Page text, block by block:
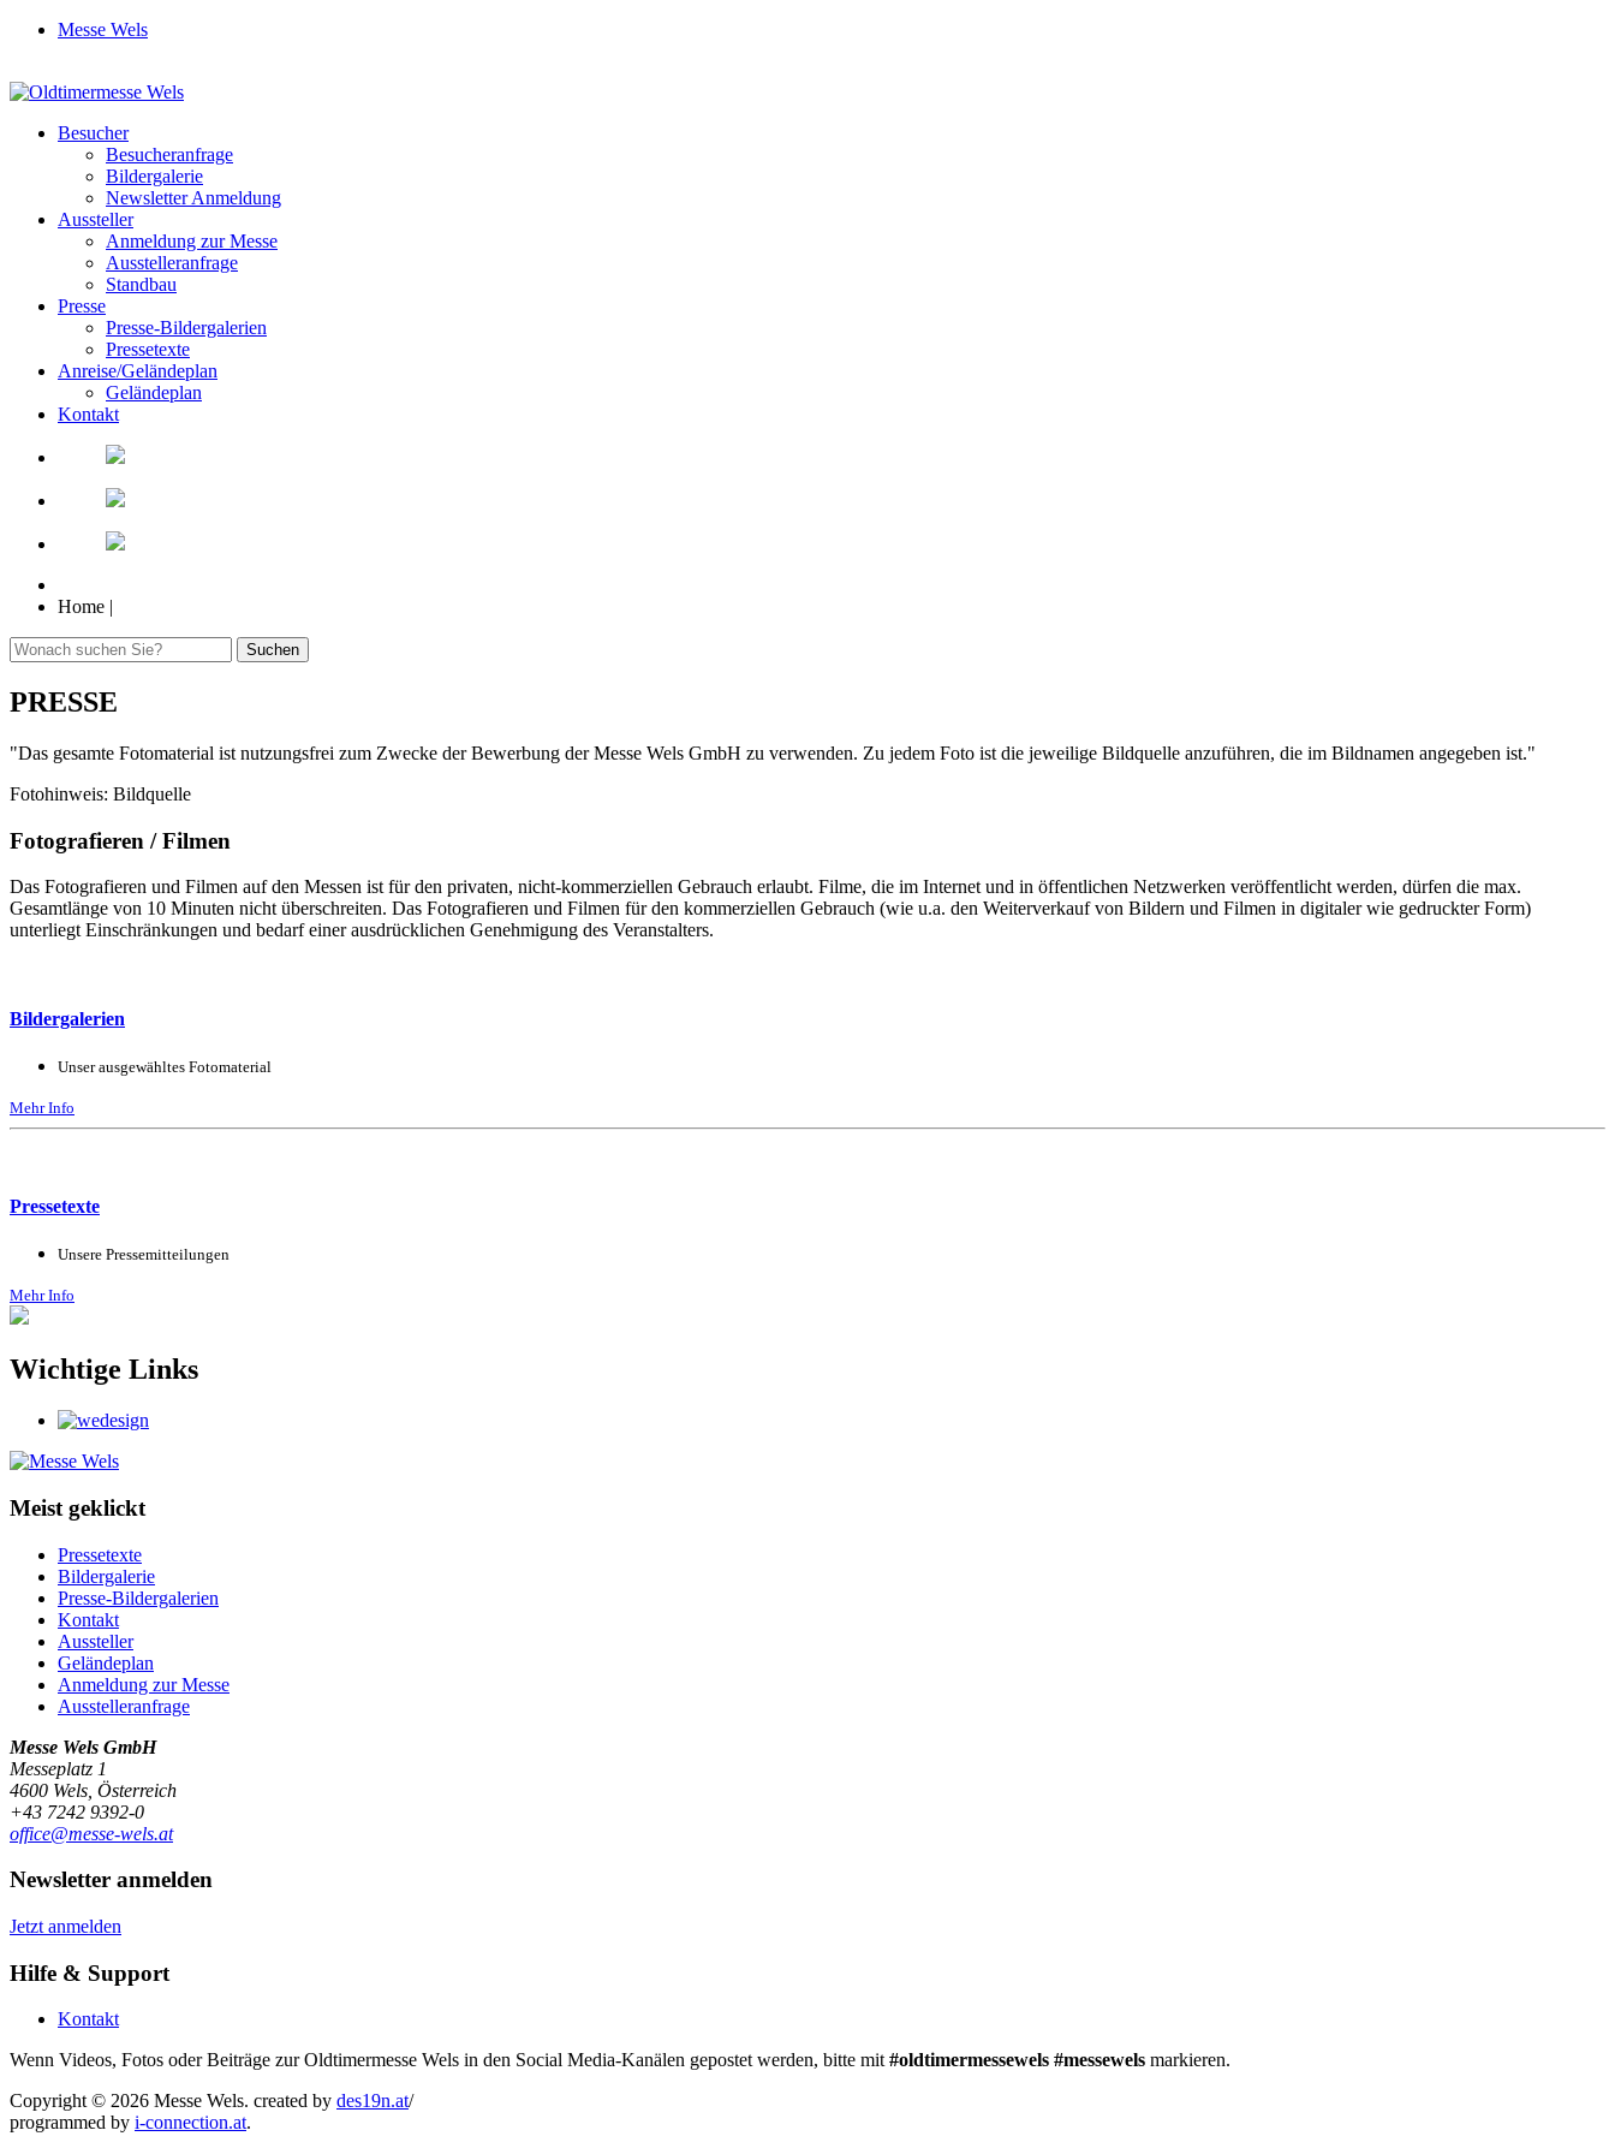
Messe Wels
Besucher
Besucheranfrage
Bildergalerie
Newsletter Anmeldung
Aussteller
Anmeldung zur Messe
Ausstelleranfrage
Standbau
Presse
Presse-Bildergalerien
Pressetexte
Anreise/Geländeplan
Geländeplan
Kontakt
Home |
Suchen
PRESSE
"Das gesamte Fotomaterial ist nutzungsfrei zum Zwecke der Bewerbung der Messe Wels GmbH zu verwenden. Zu jedem Foto ist die jeweilige Bildquelle anzuführen, die im Bildnamen angegeben ist."
Fotohinweis: Bildquelle
Fotografieren / Filmen
Das Fotografieren und Filmen auf den Messen ist für den privaten, nicht-kommerziellen Gebrauch erlaubt. Filme, die im Internet und in öffentlichen Netzwerken veröffentlicht werden, dürfen die max.
Gesamtlänge von 10 Minuten nicht überschreiten. Das Fotografieren und Filmen für den kommerziellen Gebrauch (wie u.a. den Weiterverkauf von Bildern und Filmen in digitaler wie gedruckter Form)
unterliegt Einschränkungen und bedarf einer ausdrücklichen Genehmigung des Veranstalters.
Bildergalerien
Unser ausgewähltes Fotomaterial
Mehr Info
Pressetexte
Unsere Pressemitteilungen
Mehr Info
Wichtige Links
Meist geklickt
Pressetexte
Bildergalerie
Presse-Bildergalerien
Kontakt
Aussteller
Geländeplan
Anmeldung zur Messe
Ausstelleranfrage
Messe Wels GmbH
Messeplatz 1
4600 Wels, Österreich
+43 7242 9392-0
office@messe-wels.at
Newsletter anmelden
Jetzt anmelden
Hilfe & Support
Kontakt
Wenn Videos, Fotos oder Beiträge zur Oldtimermesse Wels in den Social Media-Kanälen gepostet werden, bitte mit#oldtimermessewels #messewels markieren.
Copyright © 2026 Messe Wels. created by des19n.at/
programmed by i-connection.at.